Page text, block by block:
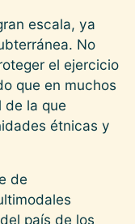
escala, ya
No
el ejercicio
que en muchos
de la que
étnicas y
de
país de los